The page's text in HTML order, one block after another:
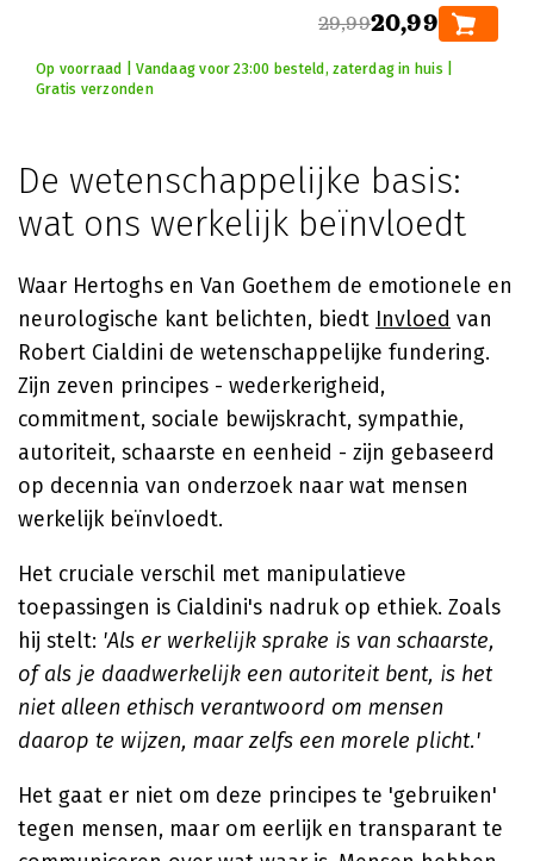
29,9920,99
Op voorraad | Vandaag voor 23:00 besteld, zaterdag in huis |
Gratis verzonden
De wetenschappelijke basis:
wat ons werkelijk beïnvloedt
Waar Hertoghs en Van Goethem de emotionele en
neurologische kant belichten, biedt Invloed van
Robert Cialdini de wetenschappelijke fundering.
Zijn zeven principes - wederkerigheid,
commitment, sociale bewijskracht, sympathie,
autoriteit, schaarste en eenheid - zijn gebaseerd
op decennia van onderzoek naar wat mensen
werkelijk beïnvloedt.
Het cruciale verschil met manipulatieve
toepassingen is Cialdini's nadruk op ethiek. Zoals
hij stelt: 'Als er werkelijk sprake is van schaarste,
of als je daadwerkelijk een autoriteit bent, is het
niet alleen ethisch verantwoord om mensen
daarop te wijzen, maar zelfs een morele plicht.'
Het gaat er niet om deze principes te 'gebruiken'
tegen mensen, maar om eerlijk en transparant te